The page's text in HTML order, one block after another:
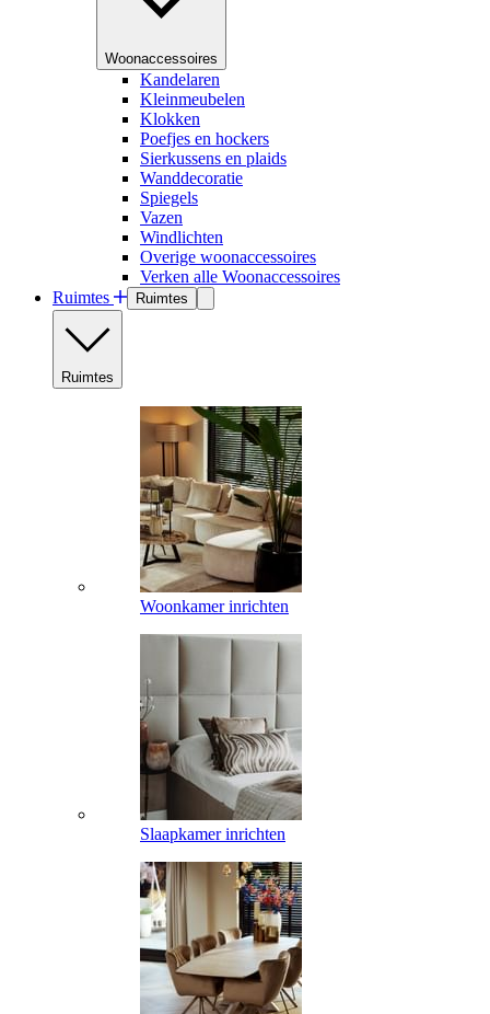
Woonaccessoires
Kandelaren
Kleinmeubelen
Klokken
Poefjes en hockers
Sierkussens en plaids
Wanddecoratie
Spiegels
Vazen
Windlichten
Overige woonaccessoires
Verken alle Woonaccessoires
Ruimtes
Ruimtes
Ruimtes
Woonkamer inrichten
Slaapkamer inrichten